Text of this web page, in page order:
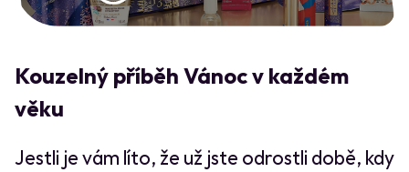
Kouzelný příběh Vánoc v každém
věku
Jestli je vám líto, že už jste odrostli době, kdy